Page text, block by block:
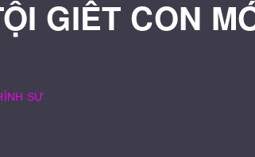
GIẾT CON
SỰ